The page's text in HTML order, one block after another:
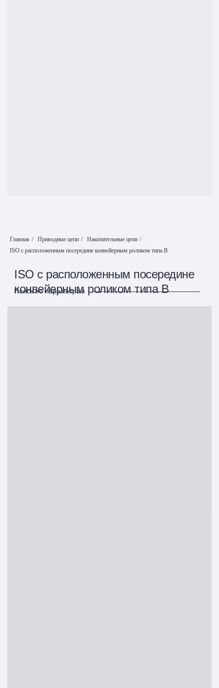
Главная / Приводные цепи / Накопительные цепи /
ISO с расположенным посередине конвейерным роликом типа B
ISO с расположенным посередине
конвейерным роликом типа B
Поиск по параметрам